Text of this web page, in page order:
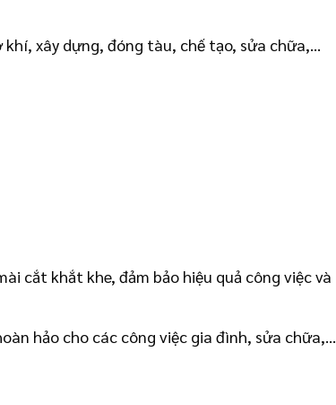
khí, xây dựng, đóng tàu, chế tạo, sửa chữa,…
cắt khắt khe, đảm bảo hiệu quả công việc và
hảo cho các công việc gia đình, sửa chữa,…